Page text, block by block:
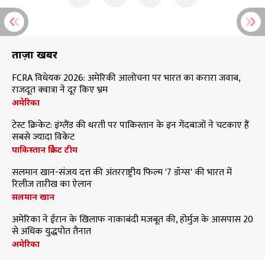
ताज़ा खबरें
FCRA विधेयक 2026: अमेरिकी आलोचना पर भारत का करारा जवाब,
राजदूत क्वात्रा ने दूर किए भ्रम
अमेरिका
टेस्ट क्रिकेट: इंग्लैंड की धरती पर पाकिस्तान के इन गेंदबाजों ने चटकाए हैं
सबसे ज्यादा विकेट
पाकिस्तान क्रिकेट टीम
सलमान खान-संजय दत्त की अंतरराष्ट्रीय फिल्म '7 डॉग्स' की भारत में
रिलीज तारीख का ऐलान
सलमान खान
अमेरिका ने ईरान के खिलाफ नाकाबंदी मजबूत की, होर्मुज के आसपास 20
से अधिक युद्धपोत तैनात
अमेरिका